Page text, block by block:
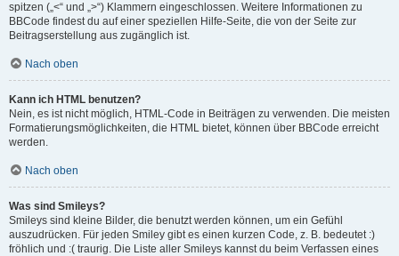
spitzen („<“ und „>“) Klammern eingeschlossen. Weitere Informationen zu
BBCode findest du auf einer speziellen Hilfe-Seite, die von der Seite zur
Beitragserstellung aus zugänglich ist.
Nach oben
Kann ich HTML benutzen?
Nein, es ist nicht möglich, HTML-Code in Beiträgen zu verwenden. Die meisten
Formatierungsmöglichkeiten, die HTML bietet, können über BBCode erreicht
werden.
Nach oben
Was sind Smileys?
Smileys sind kleine Bilder, die benutzt werden können, um ein Gefühl
auszudrücken. Für jeden Smiley gibt es einen kurzen Code, z. B. bedeutet :)
fröhlich und :( traurig. Die Liste aller Smileys kannst du beim Verfassen eines